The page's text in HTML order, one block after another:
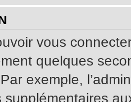
vous
quelques
exemple,
supplémentaires